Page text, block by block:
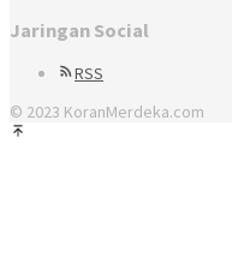
Jaringan Social
RSS
© 2023 KoranMerdeka.com